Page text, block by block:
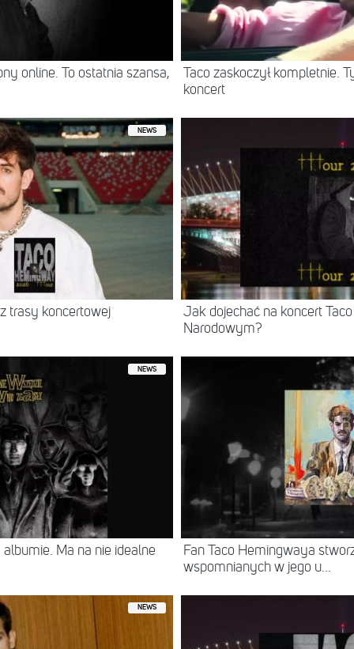
online. To ostatnia szansa,
Taco zaskoczył kompletnie.
koncert
NEWS
trasy koncertowej
Jak dojechać na koncert
Narodowym?
NEWS
Ma na nie idealne
Fan Taco Hemingwaya
wspomnianych w jego u...
NEWS